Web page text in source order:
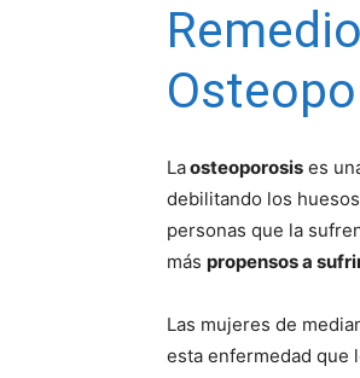
Laosteoporosis es
debilitando los
personas que la
más propensos a
Las mujeres de
esta enfermedad que